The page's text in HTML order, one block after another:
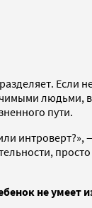
Если
людьми,
пути.
не умеет